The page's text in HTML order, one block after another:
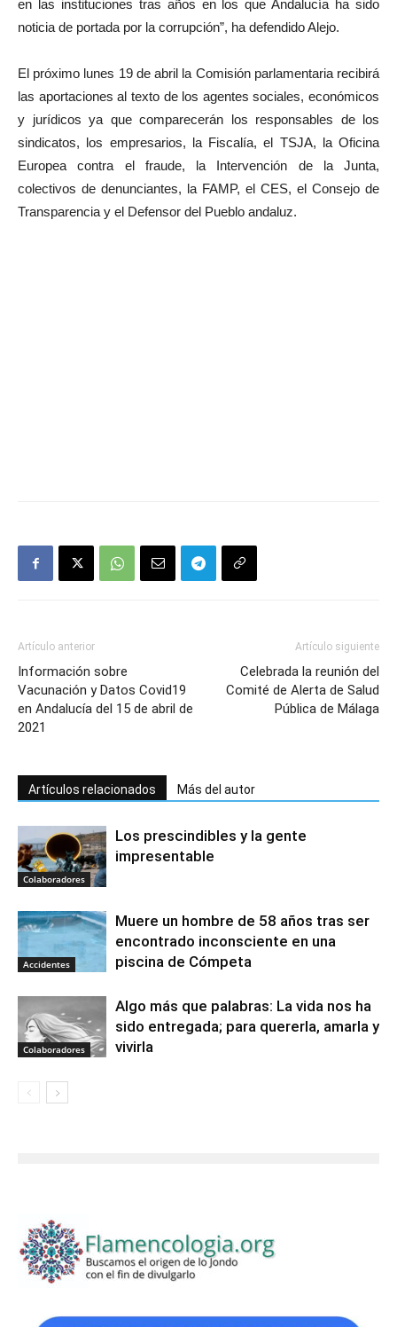
en las instituciones tras años en los que Andalucía ha sido
noticia de portada por la corrupción”, ha defendidoAlejo.
El próximo lunes 19 de abril la Comisión parlamentaria recibirá
las aportaciones al texto de los agentes sociales, económicos
y jurídicos ya que comparecerán los responsables de los
sindicatos, los empresarios, la Fiscalía, el TSJA, la Oficina
Europea contra el fraude, la Intervención de la Junta,
colectivos de denunciantes, la FAMP, el CES, el Consejo de
Transparencia y el Defensor del Pueblo andaluz.
Artículo anterior
Información sobre
Vacunación y Datos Covid19
en Andalucía del 15 de abril de
2021
Artículo siguiente
Celebrada la reunión del
Comité de Alerta de Salud
Pública de Málaga
Artículos relacionados Más del autor
Colaboradores
Los prescindibles y la gente
impresentable
Accidentes
Muere un hombre de 58 años tras ser
encontrado inconsciente en una
piscina de Cómpeta
Colaboradores
Algo más que palabras: La vida nos ha
sido entregada; para quererla, amarla y
vivirla